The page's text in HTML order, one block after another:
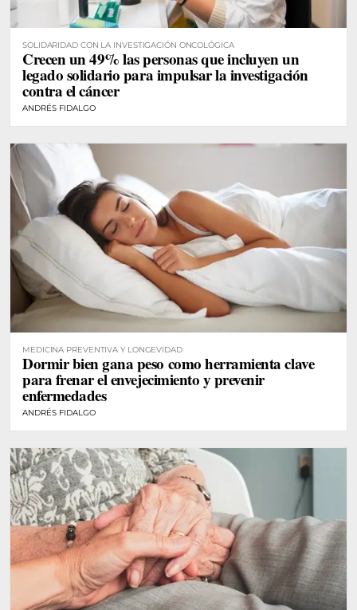
SOLIDARIDAD CON LA INVESTIGACIÓN ONCOLÓGICA
Crecen un 49% las personas que incluyen un
legado solidario para impulsar la investigación
contra el cáncer
ANDRÉS FIDALGO
MEDICINA PREVENTIVA Y LONGEVIDAD
Dormir bien gana peso como herramienta clave
para frenar el envejecimiento y prevenir
enfermedades
ANDRÉS FIDALGO